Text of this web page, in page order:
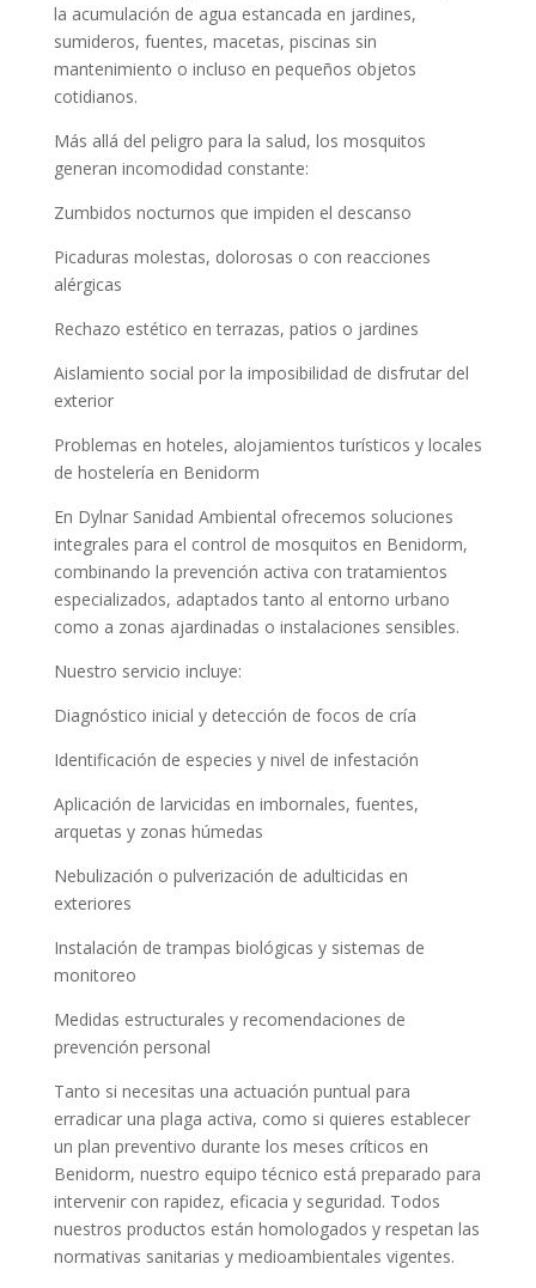
la acumulación de agua estancada en jardines,
sumideros, fuentes, macetas, piscinas sin
mantenimiento o incluso en pequeños objetos
cotidianos.
Más allá del peligro para la salud, los mosquitos
generan incomodidad constante:
Zumbidos nocturnos que impiden el descanso
Picaduras molestas, dolorosas o con reacciones
alérgicas
Rechazo estético en terrazas, patios o jardines
Aislamiento social por la imposibilidad de disfrutar del
exterior
Problemas en hoteles, alojamientos turísticos y locales
de hostelería en Benidorm
En Dylnar Sanidad Ambiental ofrecemos soluciones
integrales para el control de mosquitos en Benidorm,
combinando la prevención activa con tratamientos
especializados, adaptados tanto al entorno urbano
como a zonas ajardinadas o instalaciones sensibles.
Nuestro servicio incluye:
Diagnóstico inicial y detección de focos de cría
Identificación de especies y nivel de infestación
Aplicación de larvicidas en imbornales, fuentes,
arquetas y zonas húmedas
Nebulización o pulverización de adulticidas en
exteriores
Instalación de trampas biológicas y sistemas de
monitoreo
Medidas estructurales y recomendaciones de
prevención personal
Tanto si necesitas una actuación puntual para
erradicar una plaga activa, como si quieres establecer
un plan preventivo durante los meses críticos en
Benidorm, nuestro equipo técnico está preparado para
intervenir con rapidez, eficacia y seguridad. Todos
nuestros productos están homologados y respetan las
normativas sanitarias y medioambientales vigentes.